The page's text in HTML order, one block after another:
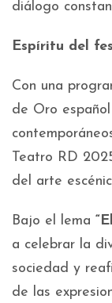
diálogo
Espíritu del
Con una
de Oro
Teatro RD
del arte
Bajo el lema
a celebrar la
sociedad y
de las